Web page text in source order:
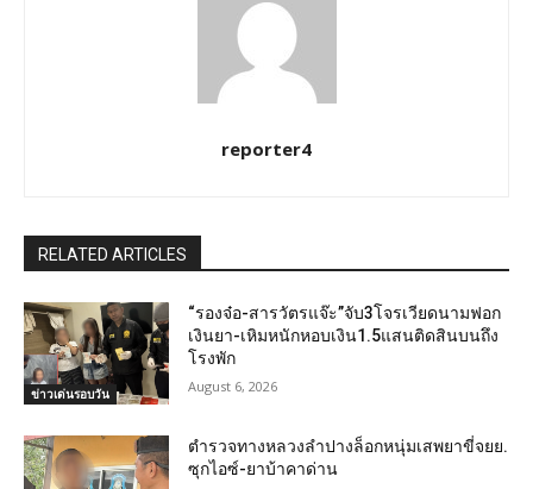
reporter4
RELATED ARTICLES
ข่าวเด่นรอบวัน
“รองจ๋อ-สารวัตรแจ๊ะ”จับ3โจรเวียดนามฟอก
เงินยา-เหิมหนักหอบเงิน1.5แสนติดสินบนถึง
โรงพัก
August 6, 2026
ตำรวจทางหลวงลำปางล็อกหนุ่มเสพยาขี่จยย.
ซุกไอซ์-ยาบ้าคาด่าน